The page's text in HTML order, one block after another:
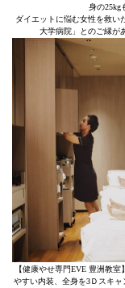
身の25kg
ダイエットに悩む女性を救い
大学病院」とのご縁が
【健康やせ専門EVE 豊洲教
やすい内装、全身を3Ｄスキ